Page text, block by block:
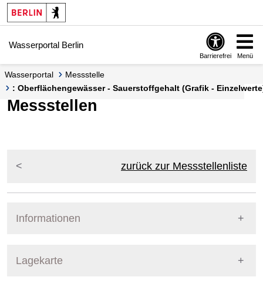
Springe zur Navigation
Springe zum Inhalt
Wasserportal Berlin
Barrierefrei Menü
Wasserportal
Messstelle
: Oberflächengewässer - Sauerstoffgehalt (Grafik -
Messstellen
zurück zur Messstellenliste
Informationen
Lagekarte